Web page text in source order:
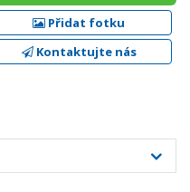
Přidat fotku
Kontaktujte nás